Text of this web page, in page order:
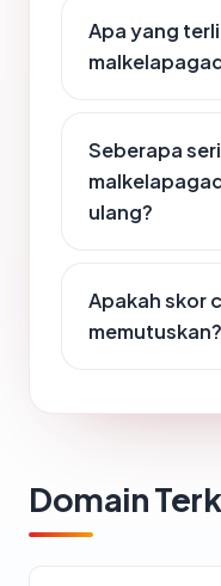
Apa yang
Seberapa
ulang?
Apakah skor
memutuskan?
Domain